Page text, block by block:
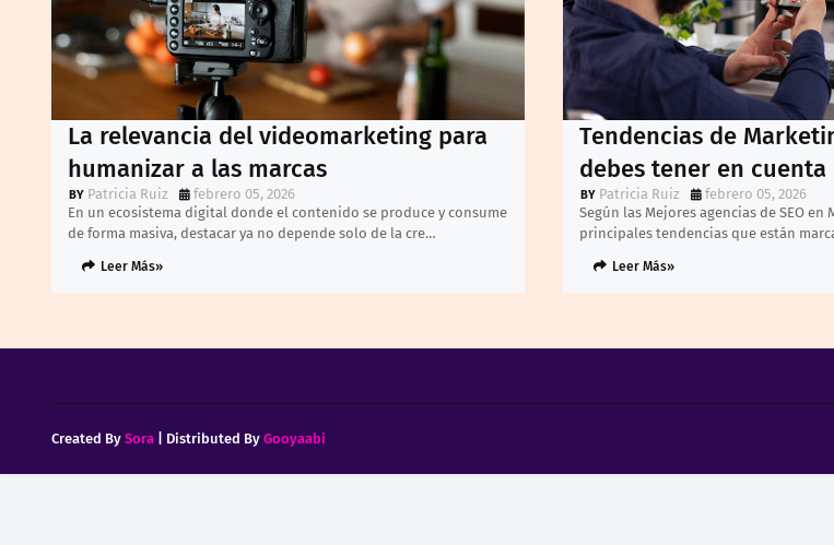
La relevancia del videomarketing para
humanizar a las marcas
Patricia Ruiz
febrero 05, 2026
En un ecosistema digital donde el contenido se produce y consume
de forma masiva, destacar ya no depende solo de la cre…
Leer Más»
Tendencias de
debes tener en cuenta
Patricia Ruiz
febrero 05, 2026
Según las Mejores agencias de SEO en
principales tendencias que están
Leer Más»
Created By Sora | Distributed By Gooyaabi